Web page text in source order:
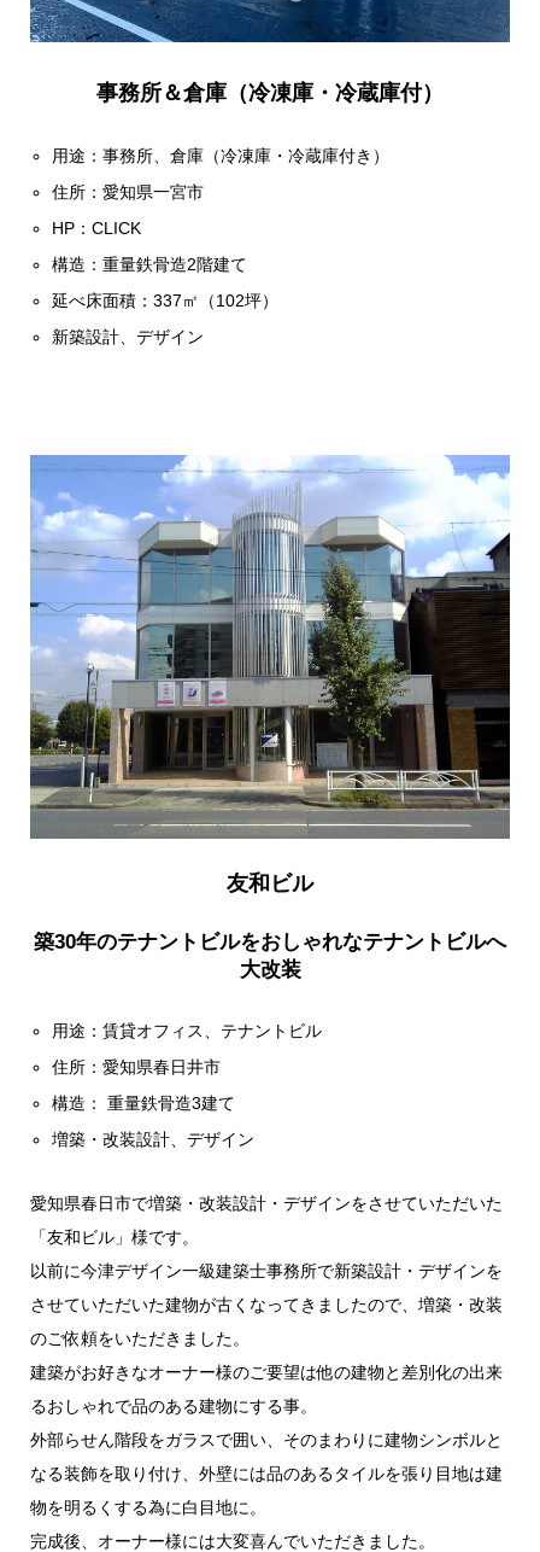
事務所＆倉庫（冷凍庫・冷蔵庫付）
用途：事務所、倉庫（冷凍庫・冷蔵庫付き）
住所：愛知県一宮市
HP：CLICK
構造：重量鉄骨造2階建て
延べ床面積：337㎡（102坪）
新築設計、デザイン
友和ビル
築30年のテナントビルをおしゃれなテナントビルへ
大改装
用途：賃貸オフィス、テナントビル
住所：愛知県春日井市
構造： 重量鉄骨造3建て
増築・改装設計、デザイン
愛知県春日市で増築・改装設計・デザインをさせていただいた
「友和ビル」様です。
以前に今津デザイン一級建築士事務所で新築設計・デザインを
させていただいた建物が古くなってきましたので、増築・改装
のご依頼をいただきました。
建築がお好きなオーナー様のご要望は他の建物と差別化の出来
るおしゃれで品のある建物にする事。
外部らせん階段をガラスで囲い、そのまわりに建物シンボルと
なる装飾を取り付け、外壁には品のあるタイルを張り目地は建
物を明るくする為に白目地に。
完成後、オーナー様には大変喜んでいただきました。